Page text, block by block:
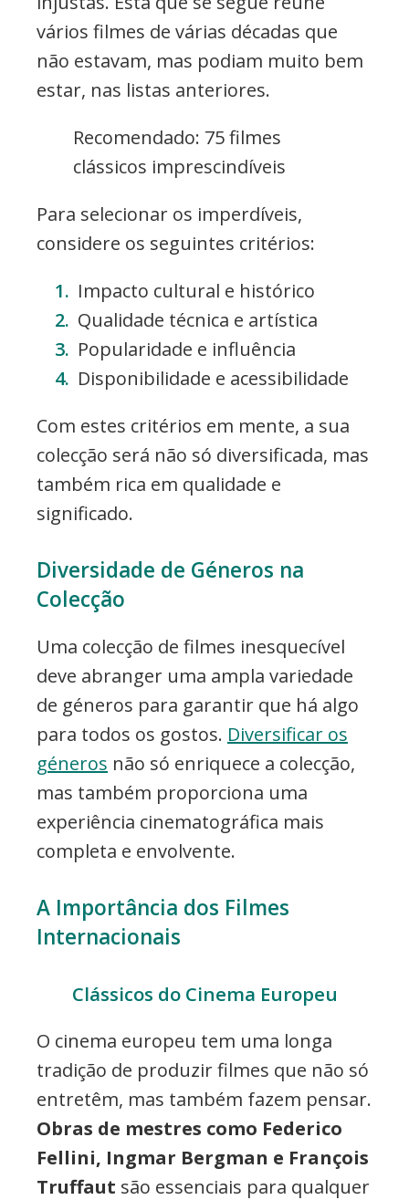
vários filmes de várias décadas que
não estavam, mas podiam muito bem
estar, nas listas anteriores.
Recomendado: 75 filmes
clássicos imprescindíveis
Para selecionar os imperdíveis,
considere os seguintes critérios:
Impacto cultural e histórico
Qualidade técnica e artística
Popularidade e influência
Disponibilidade e acessibilidade
Com estes critérios em mente, a sua
colecção será não só diversificada, mas
também rica em qualidade e
significado.
Diversidade de Géneros na
Colecção
Uma colecção de filmes inesquecível
deve abranger uma ampla variedade
de géneros para garantir que há algo
para todos os gostos. Diversificar os
géneros não só enriquece a colecção,
mas também proporciona uma
experiência cinematográfica mais
completa e envolvente.
A Importância dos Filmes
Internacionais
Clássicos do Cinema Europeu
O cinema europeu tem uma longa
tradição de produzir filmes que não só
entretêm, mas também fazem pensar.
Obras de mestres como Federico
Fellini, Ingmar Bergman e François
Truffaut são essenciais para qualquer